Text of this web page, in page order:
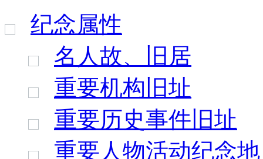
纪念属性
名人故、旧居
重要机构旧址
重要历史事件旧址
重要人物活动纪念地